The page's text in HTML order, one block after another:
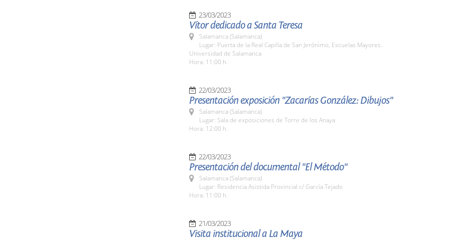
23/03/2023
Vítor dedicado a Santa Teresa
Salamanca (Salamanca)
Lugar: Puerta de la Real Capilla de San Jerónimo, Escuelas Mayores.
Universidad de Salamanca
Hora: 11:00 h.
22/03/2023
Presentación exposición "Zacarías González: Dibujos"
Salamanca (Salamanca)
Lugar: Sala de exposiciones de Torre de los Anaya
Hora: 12:00 h.
22/03/2023
Presentación del documental "El Método"
Salamanca (Salamanca)
Lugar: Residencia Asistida Provincial c/ García Tejado
Hora: 11:00 h.
21/03/2023
Visita institucional a La Maya